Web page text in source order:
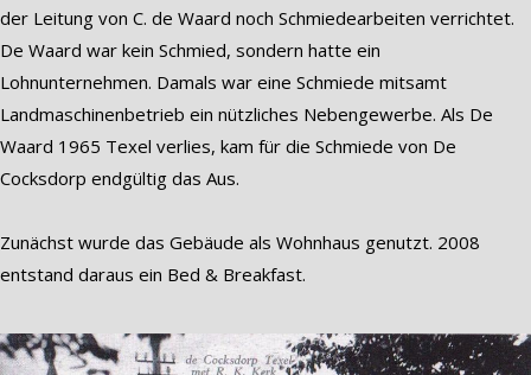
der Leitung von C. de Waard noch Schmiedearbeiten verrichtet.
De Waard war kein Schmied, sondern hatte ein
Lohnunternehmen. Damals war eine Schmiede mitsamt
Landmaschinenbetrieb ein nützliches Nebengewerbe. Als De
Waard 1965 Texel verlies, kam für die Schmiede von De
Cocksdorp endgültig das Aus.
Zunächst wurde das Gebäude als Wohnhaus genutzt. 2008
entstand daraus ein Bed & Breakfast.